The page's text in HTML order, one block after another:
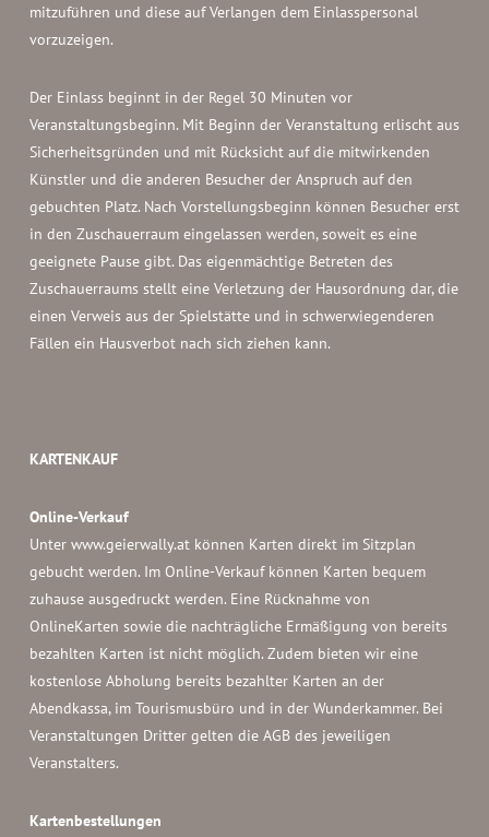
mitzuführen und diese auf Verlangen dem Einlasspersonal
vorzuzeigen.
Der Einlass beginnt in der Regel 30 Minuten vor
Veranstaltungsbeginn. Mit Beginn der Veranstaltung erlischt aus
Sicherheitsgründen und mit Rücksicht auf die mitwirkenden
Künstler und die anderen Besucher der Anspruch auf den
gebuchten Platz. Nach Vorstellungsbeginn können Besucher erst
in den Zuschauerraum eingelassen werden, soweit es eine
geeignete Pause gibt. Das eigenmächtige Betreten des
Zuschauerraums stellt eine Verletzung der Hausordnung dar, die
einen Verweis aus der Spielstätte und in schwerwiegenderen
Fällen ein Hausverbot nach sich ziehen kann.
KARTENKAUF
Online-Verkauf
Unter www.geierwally.at können Karten direkt im Sitzplan
gebucht werden. Im Online-Verkauf können Karten bequem
zuhause ausgedruckt werden. Eine Rücknahme von
OnlineKarten sowie die nachträgliche Ermäßigung von bereits
bezahlten Karten ist nicht möglich. Zudem bieten wir eine
kostenlose Abholung bereits bezahlter Karten an der
Abendkassa, im Tourismusbüro und in der Wunderkammer. Bei
Veranstaltungen Dritter gelten die AGB des jeweiligen
Veranstalters.
Kartenbestellungen